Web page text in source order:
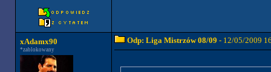
xAdamx90
*zablokowany
Odp: Liga Mistrzów 08/09 - 12/05/2009